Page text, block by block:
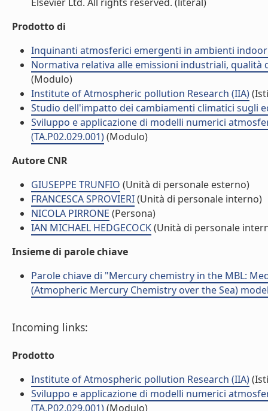
Prodotto di
Inquinanti atmosferici emergenti in ambienti indoor
Normativa relativa alle emissioni industriali, qualità
(Modulo)
Institute of Atmospheric pollution Research (IIA)
Studio dell'impatto dei cambiamenti climatici sugli
Sviluppo e applicazione di modelli numerici
(TA.P02.029.001)(Modulo)
Autore CNR
GIUSEPPE TRUNFIO (Unità di personale esterno)
FRANCESCA SPROVIERI(Unità di personale interno)
NICOLA PIRRONE (Persona)
IAN MICHAEL HEDGECOCK(Unità di personale
Insieme di parole chiave
Parole chiave di "Mercury chemistry in the MBL:
(Atmopheric Mercury Chemistry over the Sea)
Incoming links:
Prodotto
Institute of Atmospheric pollution Research (IIA)
Sviluppo e applicazione di modelli numerici
(TA.P02.029.001)(Modulo)